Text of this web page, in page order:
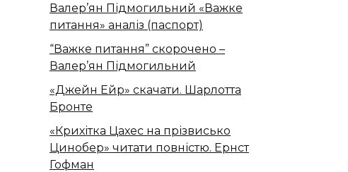
Валер’ян Підмогильний «Важке
питання» аналіз (паспорт)
“Важке питання” скорочено –
Валер’ян Підмогильний
«Джейн Ейр» скачати. Шарлотта
Бронте
«Крихітка Цахес на прізвисько
Цинобер» читати повністю. Ернст
Гофман